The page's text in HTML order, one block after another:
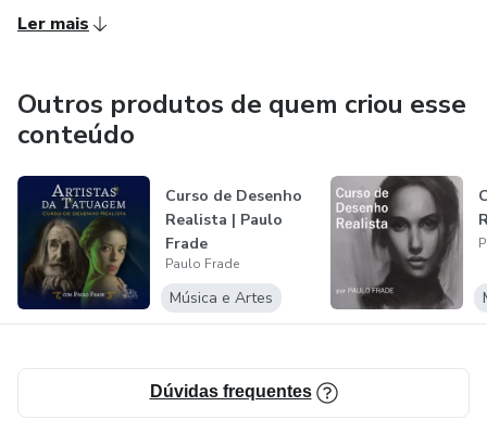
Ler mais
Outros produtos de quem criou esse
conteúdo
Curso de Desenho
Realista | Paulo
Frade
Paulo Frade
Música e Artes
Dúvidas frequentes